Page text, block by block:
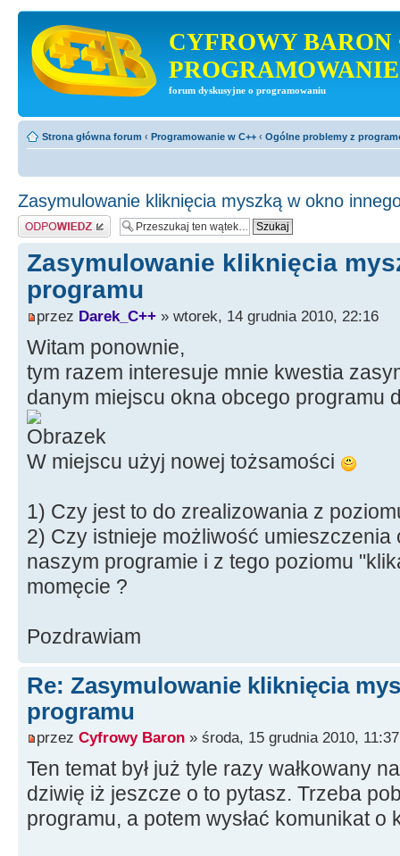
CYFROWY BARON
PROGRAMOWANIE
forum dyskusyjne o programowaniu
Strona główna forum ‹ Programowanie w C++ ‹ Ogólne problemy z
Zasymulowanie kliknięcia myszką w okno
Odpowiedz
Zasymulowanie kliknięcia
programu
przez Darek_C++ » wtorek, 14 grudnia 2010, 22:16
Witam ponownie,
tym razem interesuje mnie kwestia
danym miejscu okna obcego programu
W miejscu użyj nowej tożsamości
1) Czy jest to do zrealizowania z
2) Czy istnieje możliwość umieszczenia
naszym programie i z tego poziomu
momęcie ?
Pozdrawiam
Re: Zasymulowanie kliknięcia
programu
przez Cyfrowy Baron » środa, 15 grudnia 2010, 11:37
Ten temat był już tyle razy wałkowany
dziwię iż jeszcze o to pytasz. Trzeba
programu, a potem wysłać komunikat o